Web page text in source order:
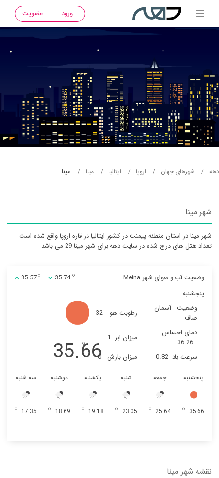
ورود عضویت
دهه شهرهای جهان اروپا ایتالیا مینا مینا
شهر مینا
شهر مینا در استان منطقه پیمنت در کشور ایتالیا در قاره اروپا واقع شده است
تعداد هتل های درج شده در سایت دهه برای شهر مینا 29 می باشد
وضعیت آب و هوای شهر Meina 35.57
35.74
پنجشنبه
وضعیت
آسمان
صاف
رطوبت هوا 32
دمای احساس
36.26
میزان ابر 1
سرعت باد 0.82 میزان بارش 0
35.66
پنجشنبه
35.66
جمعه
25.64
شنبه
23.05
یکشنبه
19.18
دوشنبه
18.69
سه شنبه
17.35
نقشه شهر مینا